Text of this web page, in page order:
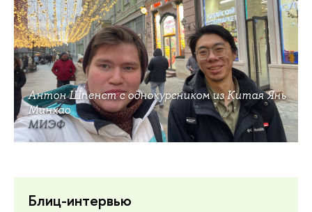
Антон Шпенст с однокурсником из Китая Янь
Минхао
МИЭФ
Блиц-интервью